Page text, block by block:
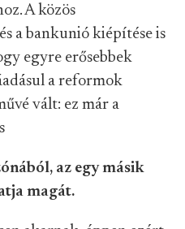
A közös
a bankunió kiépítése is
egyre erősebbek
a reformok
vált: ez már a
az egy másik
magát.